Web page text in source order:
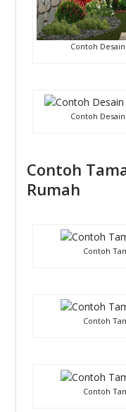
Contoh
Contoh
Contoh
Rumah
Contoh
Contoh
Contoh